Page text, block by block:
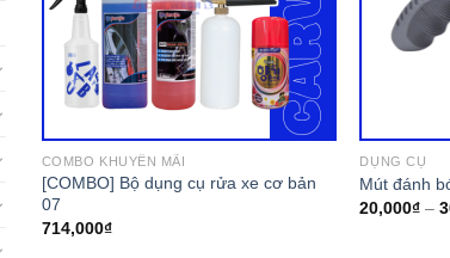
COMBO KHUYẾN MÃI
[COMBO] Bộ dụng cụ rửa xe cơ bản
07
714,000₫
DỤNG CỤ
Mút đánh
20,000₫ –